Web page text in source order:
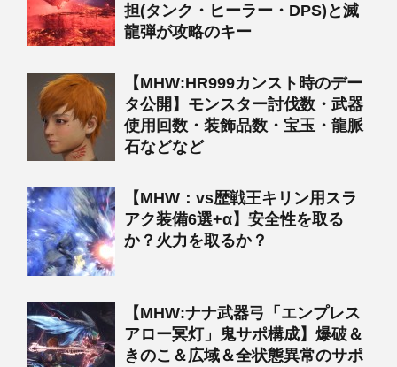
担(タンク・ヒーラー・DPS)と滅
龍弾が攻略のキー
【MHW:HR999カンスト時のデー
タ公開】モンスター討伐数・武器
使用回数・装飾品数・宝玉・龍脈
石などなど
【MHW：vs歴戦王キリン用スラ
アク装備6選+α】安全性を取る
か？火力を取るか？
【MHW:ナナ武器弓「エンプレス
アロー冥灯」鬼サポ構成】爆破＆
きのこ＆広域＆全状態異常のサポ